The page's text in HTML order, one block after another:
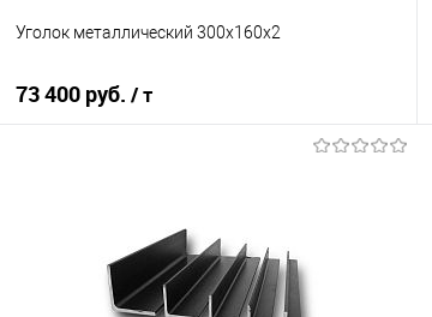
Уголок металлический 300х160х2
73 400 руб. / т
Купить в 1 клик
Сравнение
В избранное
Под заказ